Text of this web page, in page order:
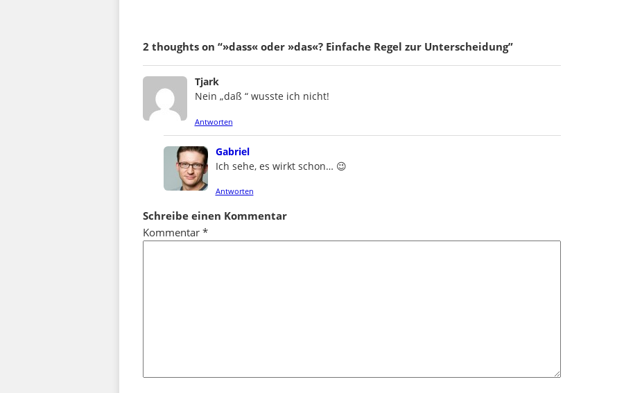
2 thoughts on “»dass« oder »das«? Einfache Regel zur Unterscheidung”
Tjarksays:
Nein „daß “ wusste ich nicht!
Antworten
Gabrielsays:
Ich sehe, es wirkt schon… 😉
Antworten
Schreibe einen Kommentar
Kommentar *